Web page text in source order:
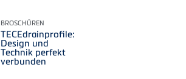
BROSCHÜREN
TECEdrainprofile:
Design und
Technik perfekt
verbunden